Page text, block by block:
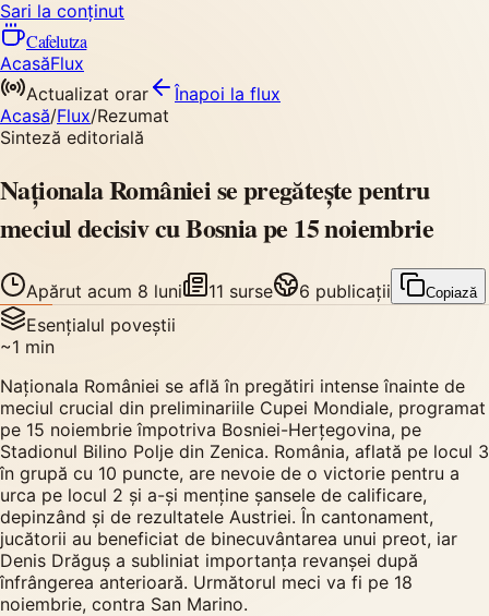
Sari la conținut
Cafelutza
AcasăFlux
Actualizat orar
Înapoi la flux
Acasă/Flux/Rezumat
Sinteză editorială
Naționala României se pregătește pentru
meciul decisiv cu Bosnia pe 15 noiembrie
Apărut acum 8 luni 11 surse 6 publicații Copiază
Esențialul poveștii
~1 min
Naționala României se află în pregătiri intense înainte de
meciul crucial din preliminariile Cupei Mondiale, programat
pe 15 noiembrie împotriva Bosniei-Herțegovina, pe
Stadionul Bilino Polje din Zenica. România, aflată pe locul 3
în grupă cu 10 puncte, are nevoie de o victorie pentru a
urca pe locul 2 și a-și menține șansele de calificare,
depinzând și de rezultatele Austriei. În cantonament,
jucătorii au beneficiat de binecuvântarea unui preot, iar
Denis Drăguș a subliniat importanța revanșei după
înfrângerea anterioară. Următorul meci va fi pe 18
noiembrie, contra San Marino.